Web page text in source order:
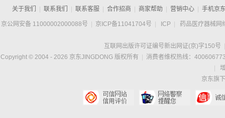
关于我们 联系我们 联系客服 合作招商 商家帮助 营销中心 手机京
京公网安备 11000002000088号 京ICP备11041704号 ICP 药品医疗器械网
互联网出版许可证编号新出网证(京)字150号
Copyright © 2004 - 2026 京东JINGDONG 版权所有
消费者维权热线：
京东旗